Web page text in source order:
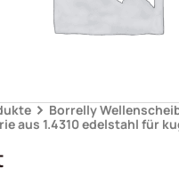
Borrelly
aus 1.4310 edelstahl für